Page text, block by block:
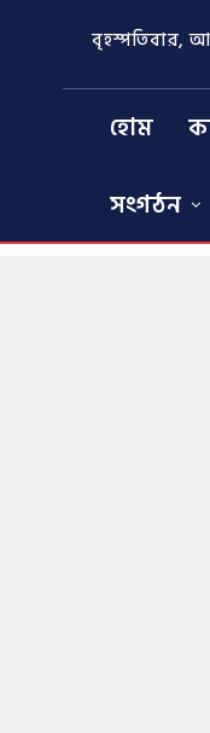
বৃহস্পতিবার,
হোম
সংগঠন